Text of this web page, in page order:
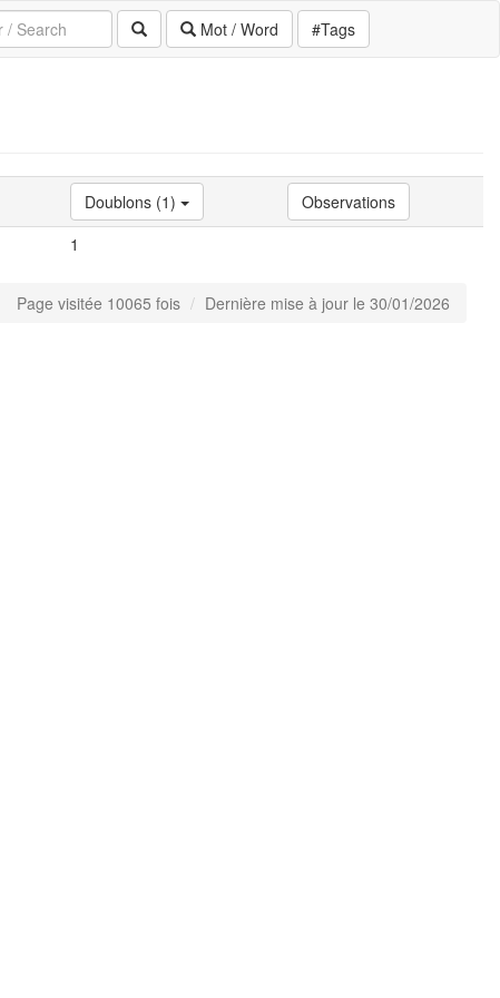
Mot / Word #Tags
Doublons (1)
Observations
1
Page visitée 10065 fois Dernière mise à jour le 30/01/2026